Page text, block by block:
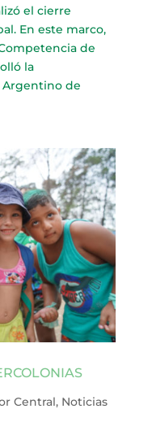
el cierre
En este marco,
de
la
Argentino de
Central, Noticias